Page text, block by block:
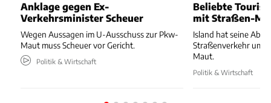
Anklage gegen Ex-
Verkehrsminister Scheuer
Wegen Aussagen im U-Ausschuss zur Pkw-
Maut muss Scheuer vor Gericht.
Politik & Wirtschaft
Beliebte
mit Straßen-
Island hat seine
Straßenverkehr
Maut.
Politik & Wirtschaft